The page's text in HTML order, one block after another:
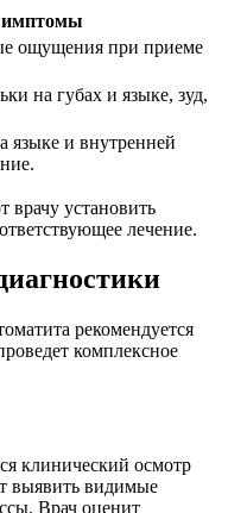
ощущения при приеме
на губах и языке, зуд,
языке и внутренней
врачу установить
лечение.
рекомендуется
комплексное
клинический осмотр
выявить видимые
Врач оценит